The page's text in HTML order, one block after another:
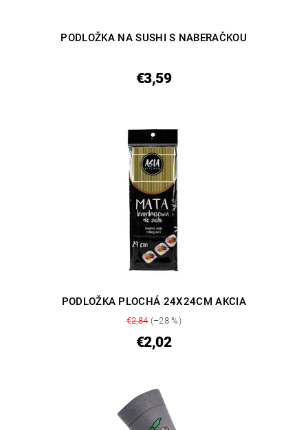
PODLOŽKA NA SUSHI S NABERAČKOU
€3,59
PODLOŽKA PLOCHÁ 24X24CM AKCIA
€2,84(–28 %)
€2,02